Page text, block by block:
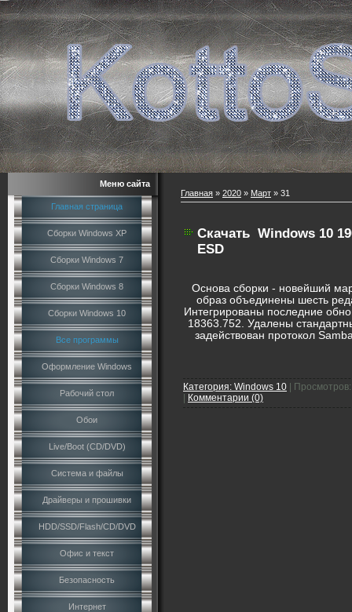
Меню сайта
Главная страница
Сборки Windows XP
Сборки Windows 7
Сборки Windows 8
Сборки Windows 10
Все программы
Оформление Windows
Рабочий стол
Обои
Live/Boot (CD/DVD)
Система и файлы
Драйверы и прошивки
HDD/SSD/Flash/CD/DVD
Офис и текст
Безопасность
Интернет
Главная » 2020 » Март » 31
Скачать Windows 10
ESD
Основа сборки - новейший
образ объединены шесть
Интегрированы последние
18363.752. Удалены
задействован протокол
Категория: Windows 10
Просмотров:
Комментарии (0)